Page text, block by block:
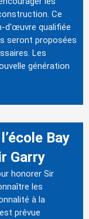
Ce
d'œuvre qualifiée
seront proposées
Les
génération
Bay
Garry
honorer Sir
les
à la
prévue